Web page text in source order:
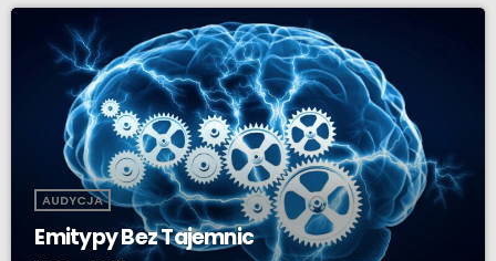
AUDYCJA
Emitypy Bez Tajemnic